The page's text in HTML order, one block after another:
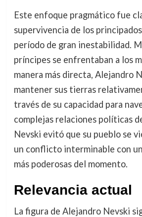
Este enfoque pragmático fue
supervivencia de los
período de gran inestabilidad.
príncipes se enfrentaban a los
manera más directa, Alejandro
mantener sus tierras
través de su capacidad para
complejas relaciones políticas
Nevski evitó que su pueblo se
un conflicto interminable con
más poderosas del momento.
Relevancia actual
La figura de Alejandro Nevski